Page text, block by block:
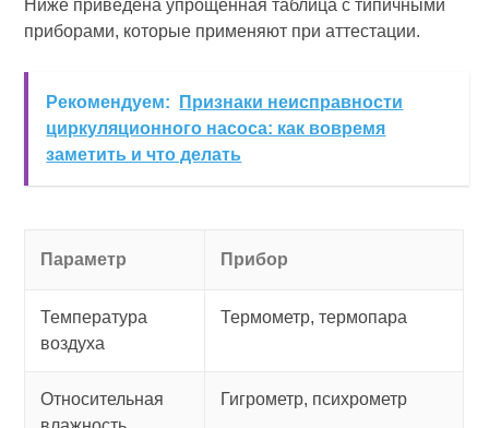
Ниже приведена упрощённая таблица с типичными
приборами, которые применяют при аттестации.
Рекомендуем:
Признаки неисправности
циркуляционного насоса: как вовремя
заметить и что делать
Параметр Прибор
Температура
воздуха
Термометр, термопара
Относительная
Гигрометр, психрометр